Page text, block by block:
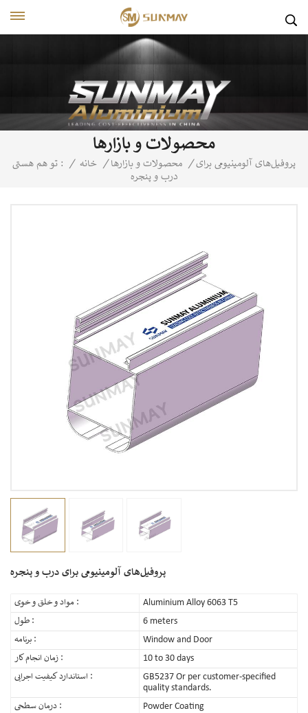
محصولات و بازارها
تو هم هستی : / خانه / محصولات و بازارها / پروفیل‌های آلومینیومی برای
درب و پنجره
پروفیل‌های آلومینیومی برای درب و پنجره
مواد و خلق و خوی :
Aluminium Alloy 6063 T5
طول :
6 meters
برنامه :
Window and Door
زمان انجام کار :
10 to 30 days
استاندارد کیفیت اجرایی :
GB5237 Or per customer-specified
quality standards.
درمان سطحی :
Powder Coating